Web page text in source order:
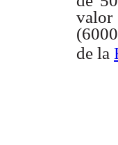
valor
de la